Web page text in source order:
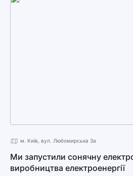
м. Київ, вул. Любомирська 3а
Ми запустили сонячну
виробництва електроенергії